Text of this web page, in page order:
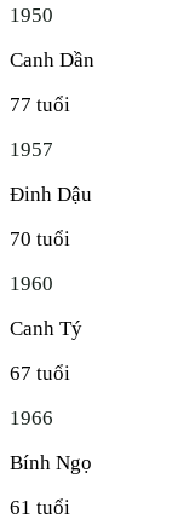
1950
Canh Dần
77 tuổi
1957
Đinh Dậu
70 tuổi
1960
Canh Tý
67 tuổi
1966
Bính Ngọ
61 tuổi